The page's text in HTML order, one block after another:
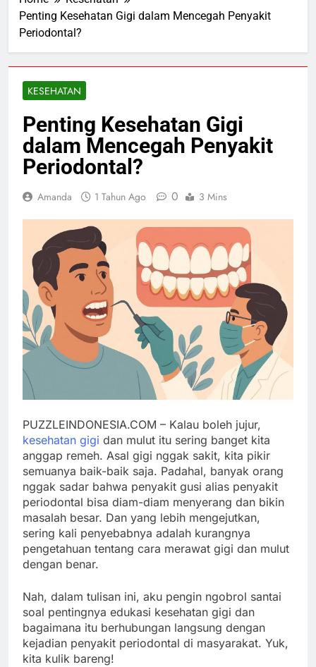
Penting Kesehatan Gigi dalam Mencegah Penyakit
Periodontal?
KESEHATAN
Penting Kesehatan Gigi
dalam Mencegah Penyakit
Periodontal?
Amanda 1 Tahun Ago 0 3 Mins
PUZZLEINDONESIA.COM – Kalau boleh jujur,
kesehatan gigi dan mulut itu sering banget kita
anggap remeh. Asal gigi nggak sakit, kita pikir
semuanya baik-baik saja. Padahal, banyak orang
nggak sadar bahwa penyakit gusi alias penyakit
periodontal bisa diam-diam menyerang dan bikin
masalah besar. Dan yang lebih mengejutkan,
sering kali penyebabnya adalah kurangnya
pengetahuan tentang cara merawat gigi dan mulut
dengan benar.
Nah, dalam tulisan ini, aku pengin ngobrol santai
soal pentingnya edukasi kesehatan gigi dan
bagaimana itu berhubungan langsung dengan
kejadian penyakit periodontal di masyarakat. Yuk,
kita kulik bareng!